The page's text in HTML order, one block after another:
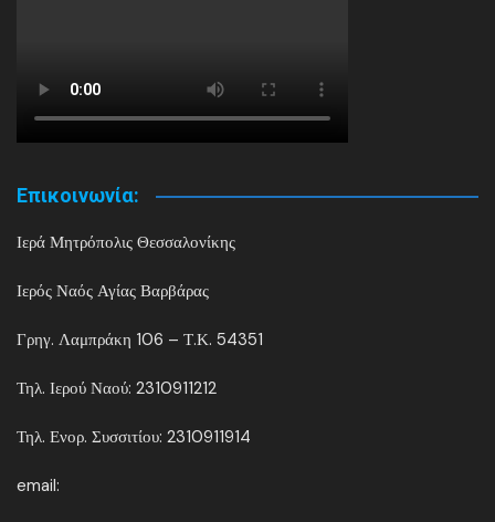
Επικοινωνία:
Ιερά Μητρόπολις Θεσσαλονίκης
Ιερός Ναός Αγίας Βαρβάρας
Γρηγ. Λαμπράκη 106 – Τ.Κ. 54351
Τηλ. Ιερού Ναού: 2310911212
Τηλ. Ενορ. Συσσιτίου: 2310911914
email: